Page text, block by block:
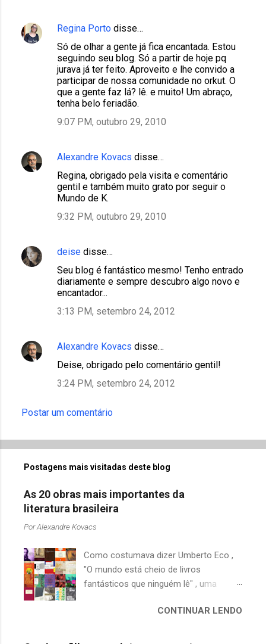
Regina Porto disse…
Só de olhar a gente já fica encantada. Estou
seguindo seu blog. Só a partir de hoje pq
jurava já ter feito. Aproveito e lhe convido a
participar de nossa comunidade no orkut. O
que a gente faz lá? lê. e muito! Um abraço,
tenha belo feriadão.
9:07 PM, outubro 29, 2010
Alexandre Kovacs disse…
Regina, obrigado pela visita e comentário
gentil e também muito grato por seguir o
Mundo de K.
9:32 PM, outubro 29, 2010
deise disse…
Seu blog é fantástico mesmo! Tenho entrado
diariamente e sempre descubro algo novo e
encantador...
3:13 PM, setembro 24, 2012
Alexandre Kovacs disse…
Deise, obrigado pelo comentário gentil!
3:24 PM, setembro 24, 2012
Postar um comentário
Postagens mais visitadas deste blog
As 20 obras mais importantes da
literatura brasileira
PorAlexandre Kovacs
Como costumava dizer Umberto Eco ,
"O mundo está cheio de livros
fantásticos que ninguém lê" , uma
quando falamos de clássicos da
escritores brasileiros, somos forçados
CONTINUAR LENDO